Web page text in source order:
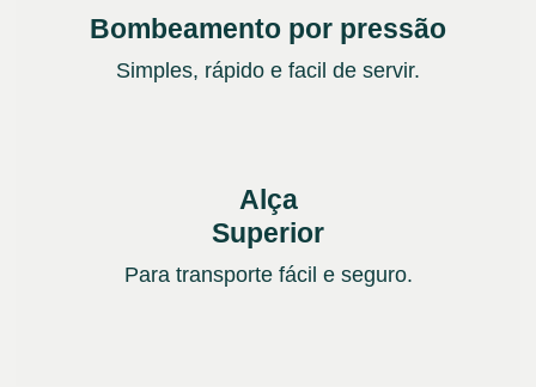
Bombeamento por pressão
Simples, rápido e facil de servir.
Alça
Superior
Para transporte fácil e seguro.